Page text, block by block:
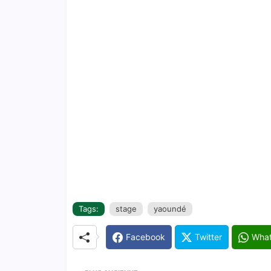
Tags: stage yaoundé
Facebook Twitter